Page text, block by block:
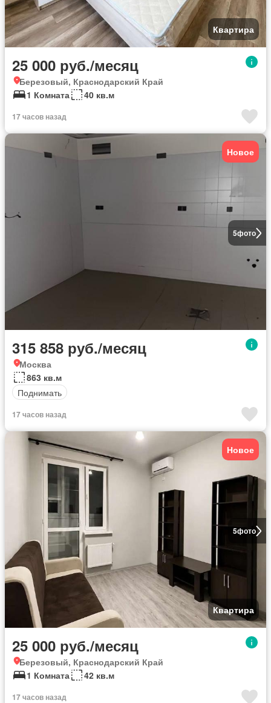
Квартира
25 000 руб./месяц
Березовый, Краснодарский Край
1 Комната
40 кв.м
17 часов назад
5фото
Новое
315 858 руб./месяц
Москва
863 кв.м
Поднимать
17 часов назад
5фото
Новое
Квартира
25 000 руб./месяц
Березовый, Краснодарский Край
1 Комната
42 кв.м
17 часов назад